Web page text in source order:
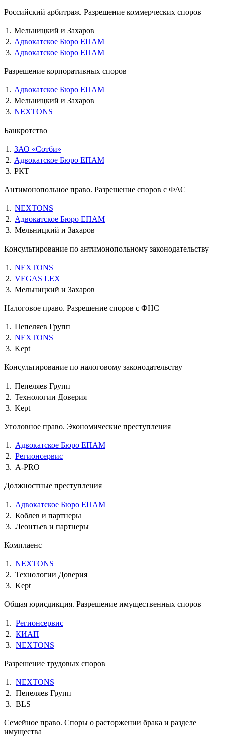
Российский арбитраж. Разрешение коммерческих споров
1. Мельницкий и Захаров
2. Адвокатское Бюро ЕПАМ
3. Адвокатское Бюро ЕПАМ
Разрешение корпоративных споров
1. Адвокатское Бюро ЕПАМ
2. Мельницкий и Захаров
3. NEXTONS
Банкротство
1. ЗАО «Сотби»
2. Адвокатское Бюро ЕПАМ
3. РКТ
Антимонопольное право. Разрешение споров с ФАС
1. NEXTONS
2. Адвокатское Бюро ЕПАМ
3. Мельницкий и Захаров
Консультирование по антимонопольному законодательству
1. NEXTONS
2. VEGAS LEX
3. Мельницкий и Захаров
Налоговое право. Разрешение споров с ФНС
1. Пепеляев Групп
2. NEXTONS
3. Kept
Консультирование по налоговому законодательству
1. Пепеляев Групп
2. Технологии Доверия
3. Kept
Уголовное право. Экономические преступления
1. Адвокатское Бюро ЕПАМ
2. Регионсервис
3. A-PRO
Должностные преступления
1. Адвокатское Бюро ЕПАМ
2. Коблев и партнеры
3. Леонтьев и партнеры
Комплаенс
1. NEXTONS
2. Технологии Доверия
3. Kept
Общая юрисдикция. Разрешение имущественных споров
1. Регионсервис
2. КИАП
3. NEXTONS
Разрешение трудовых споров
1. NEXTONS
2. Пепеляев Групп
3. BLS
Семейное право. Споры о расторжении брака и разделе
имущества